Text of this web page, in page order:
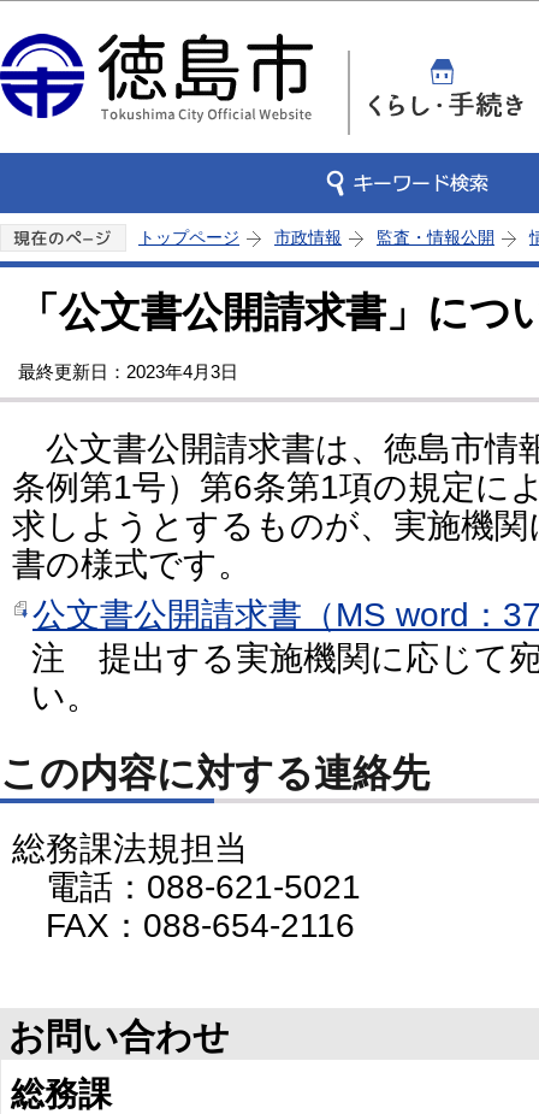
トップページ 市政情報 監査・情報公開
「公文書公開請求書」につ
最終更新日：2023年4月3日
公文書公開請求書は、徳島市情
条例第1号）第6条第1項の規定に
求しようとするものが、実施機
書の様式です。
公文書公開請求書（MS word：
注 提出する実施機関に応じて
い。
この内容に対する連絡先
総務課法規担当
電話：088-621-5021
FAX：088-654-2116
お問い合わせ
総務課